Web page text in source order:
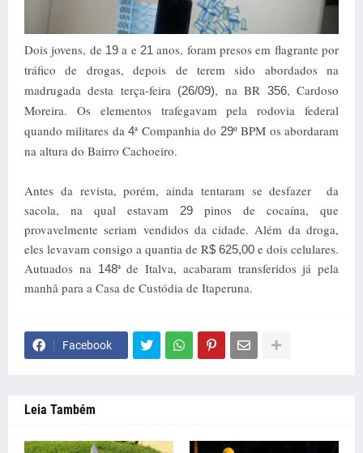
Dois jovens, de 19 a e 21anos, foram presos em flagrante por
tráfico de drogas, depois de terem sido abordados na
madrugada desta terça-feira (26/09), na BR 356, Cardoso
Moreira. Os elementos trafegavam pela rodovia federal
quando militares da4ª Companhia do 29º BPM os abordaram
na altura do Bairro Cachoeiro.
Antes da revista, porém, ainda tentaram se desfazer da
sacola, na qual estavam
29 pinos de cocaína, que
provavelmente seriam vendidos da cidade. Além da droga,
eles levavam consigo a quantia de R$ 625,00 e dois celulares.
Autuados na 148ª de Italva, acabaram transferidos já pela
manhã para a Casa de Custódia de Itaperuna.
Facebook
Leia Também